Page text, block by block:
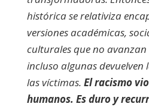
histórica se relativiza
versiones académicas,
culturales que no avanzan
incluso algunas
las víctimas. El racismo
humanos. Es duro y